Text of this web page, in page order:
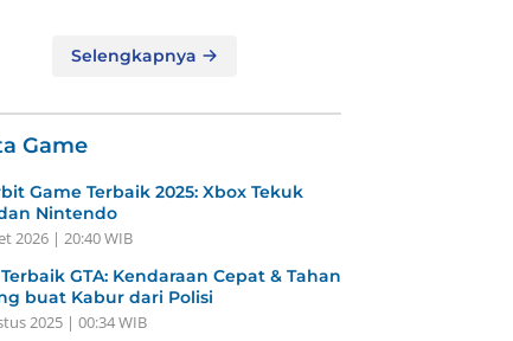
Selengkapnya
Game
Game Terbaik 2025: Xbox Tekuk
Nintendo
2026 | 20:40 WIB
GTA: Kendaraan Cepat & Tahan
buat Kabur dari Polisi
2025 | 00:34 WIB